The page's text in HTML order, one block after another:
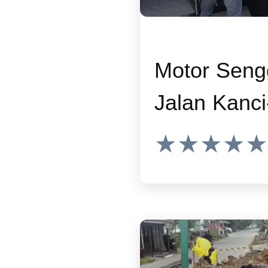
Motor
Jalan
Lemahabang
Diduga
★★★★★